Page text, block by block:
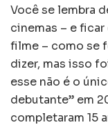
Você se lembra
cinemas – e
filme – como se
dizer, mas isso
esse não é o
debutante” em
completaram 15